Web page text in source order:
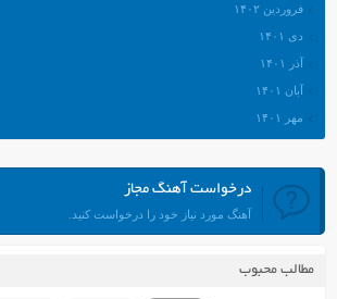
فروردین ۱۴۰۲
دی ۱۴۰۱
آذر ۱۴۰۱
آبان ۱۴۰۱
مهر ۱۴۰۱
مرداد ۱۴۰۱
تیر ۱۴۰۱
فروردین ۱۴۰۱
درخواست آهنگ مجاز
آهنگ مورد نیاز خود را درخواست کنید.
مطالب محبوب